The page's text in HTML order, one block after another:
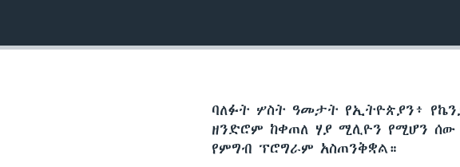
ባለፉት ሦስት ዓመታት የኢትዮጵያን፥
ዘንድሮም ከቀጠለ ሃያ ሚሊዮን የሚሆን
የምግብ ፕሮግራም አስጠንቅቋል።